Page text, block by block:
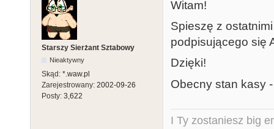
Starszy Sierżant Sztabowy
Nieaktywny
Skąd: *.waw.pl
Zarejestrowany: 2002-09-26
Posty: 3,622
Witam!
Spieszę z
podpisującego się
Dzięki!
Obecny stan kasy
I Ty zostaniesz big